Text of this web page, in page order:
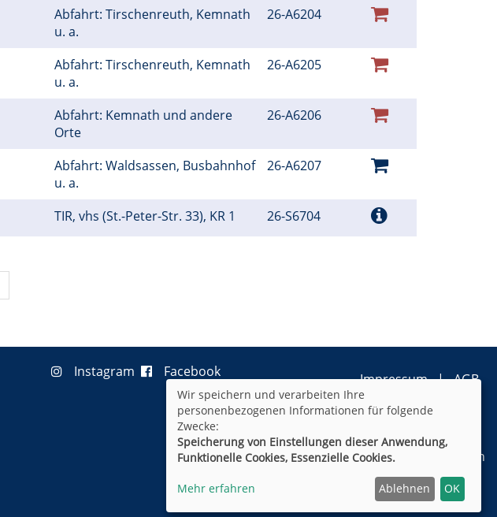
Abfahrt: Tirschenreuth, Kemnath
u. a.
26-A6204
Abfahrt: Tirschenreuth, Kemnath
u. a.
26-A6205
Abfahrt: Kemnath und andere
Orte
26-A6206
Abfahrt: Waldsassen, Busbahnhof
u. a.
26-A6207
TIR, vhs (St.-Peter-Str. 33), KR 1 26-S6704
Facebook
Instagram Impressum
AGB
Datenschutzerklärung
Widerrufsformular
Newsletter
Cookie Einstellungen
Wir speichern und verarbeiten Ihre
personenbezogenen Informationen für folgende
Zwecke:
Speicherung von Einstellungen dieser Anwendung,
Funktionelle Cookies, Essenzielle Cookies.
Mehr erfahren Ablehnen OK